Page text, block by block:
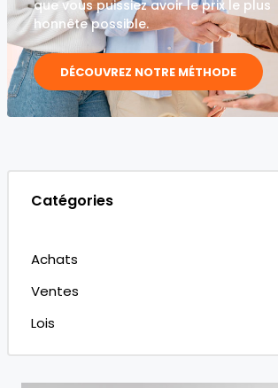
que vous puissiez avoir le prix le plus
honnête possible.
DÉCOUVREZ NOTRE MÉTHODE
Catégories
Achats
Ventes
Lois